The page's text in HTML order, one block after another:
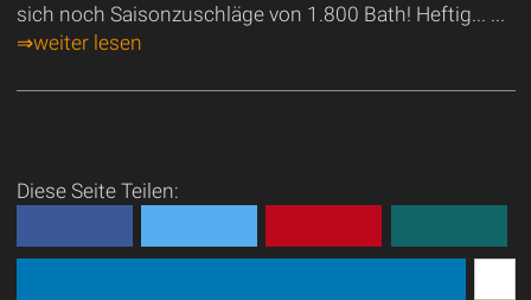
sich noch Saisonzuschläge von 1.800 Bath! Heftig... ...
⇒weiter lesen
Diese Seite Teilen: